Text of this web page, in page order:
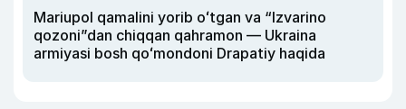
Mariupol qamalini yorib oʻtgan va “Izvarino
qozoni”dan chiqqan qahramon — Ukraina
armiyasi bosh qoʻmondoni Drapatiy haqida